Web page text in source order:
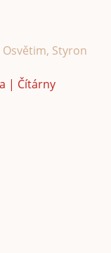
Osvětim, Styron